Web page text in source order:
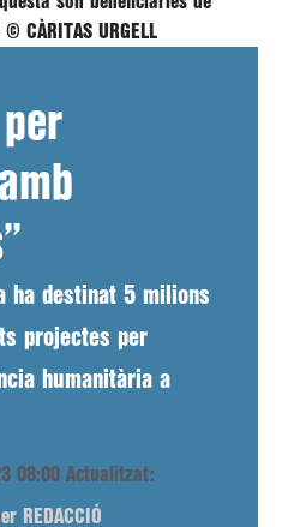
© CÀRITAS URGELL
ha destinat 5 milions
projectes per
humanitària a
08:00 Actualitzat:
REDACCIÓ